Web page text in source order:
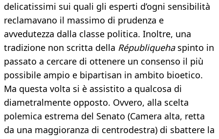
delicatissimi sui quali gli esperti d’ogni sensibilità
reclamavano il massimo di prudenza e
avvedutezza dalla classe politica. Inoltre, una
tradizione non scritta della Républiquehaspinto in
passato a cercare di ottenere un consenso il più
possibile ampio e bipartisan in ambito bioetico.
Ma questa volta si è assistito a qualcosa di
diametralmente opposto. Ovvero, alla scelta
polemica estrema del Senato (Camera alta, retta
da una maggioranza di centrodestra) di sbattere la